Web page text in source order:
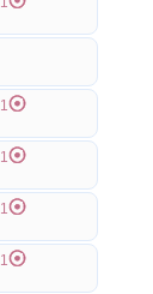
1
1
1
1